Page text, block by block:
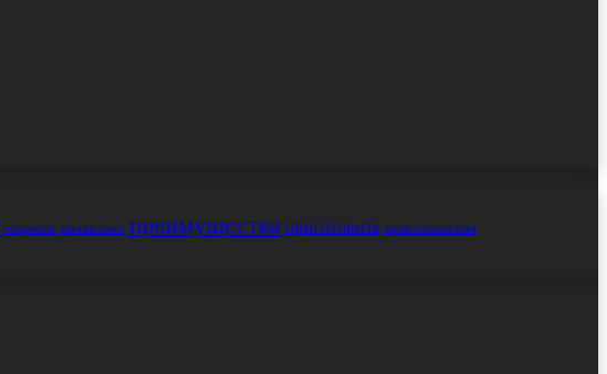
открытие правильно преимущества приготовить приготовления